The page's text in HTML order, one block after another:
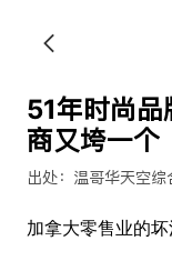
51年时尚
商又垮一个
出处：温哥华天空综
加拿大零售业的坏